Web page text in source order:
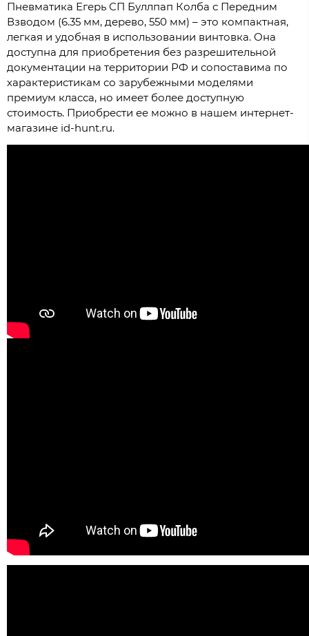
Пневматика Егерь СП Буллпап Колба с Передним
Взводом (6.35 мм, дерево, 550 мм) – это компактная,
легкая и удобная в использовании винтовка. Она
доступна для приобретения без разрешительной
документации на территории РФ и сопоставима по
характеристикам со зарубежными моделями
премиум класса, но имеет более доступную
стоимость. Приобрести ее можно в нашем интернет-
магазине id-hunt.ru.